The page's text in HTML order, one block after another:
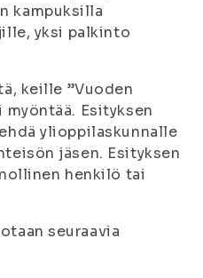
kampuksilla
yksi palkinto
keille ”Vuoden
Esityksen
ylioppilaskunnalle
jäsen. Esityksen
henkilö tai
seuraavia